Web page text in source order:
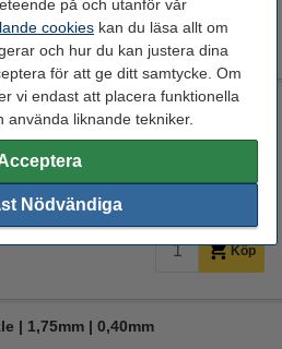
på och utanför vår
cookies kan du läsa allt om
och hur du kan justera dina
för att ge ditt samtycke. Om
vi endast att placera funktionella
använda liknande tekniker.
Nödvändiga
0,8 mm
filament | 0,40mm
Röd Mässing 300 °C
och beskrivningen
5-7dgr
Köp
| 1,75mm | 0,40mm